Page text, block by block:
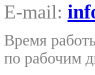
E-mail:
Время
по рабочим